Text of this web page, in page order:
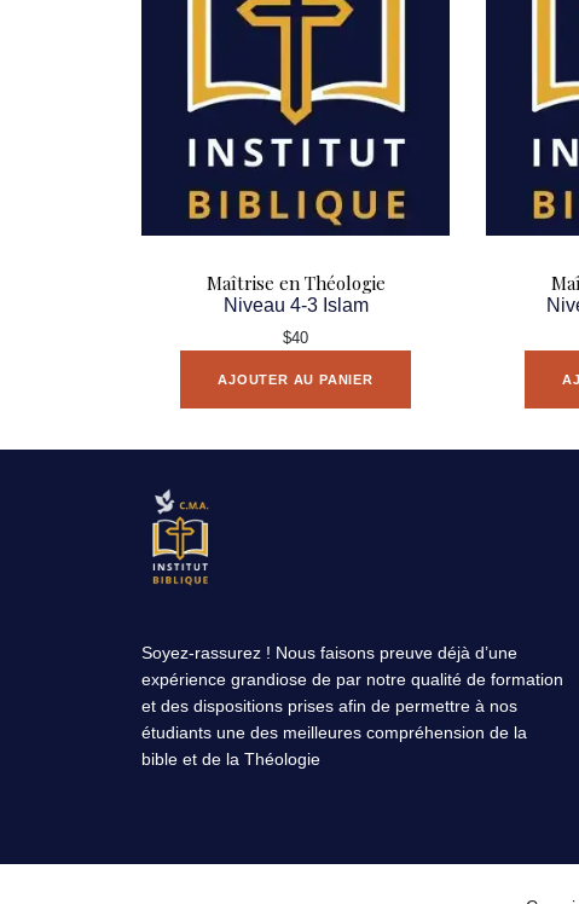
Maîtrise en Théologie
Niveau 4-3 Islam
$40
AJOUTER AU PANIER
Soyez-rassurez ! Nous faisons preuve déjà d’une
expérience grandiose de par notre qualité de formation
et des dispositions prises afin de permettre à nos
étudiants une des meilleures compréhension de la
bible et de la Théologie